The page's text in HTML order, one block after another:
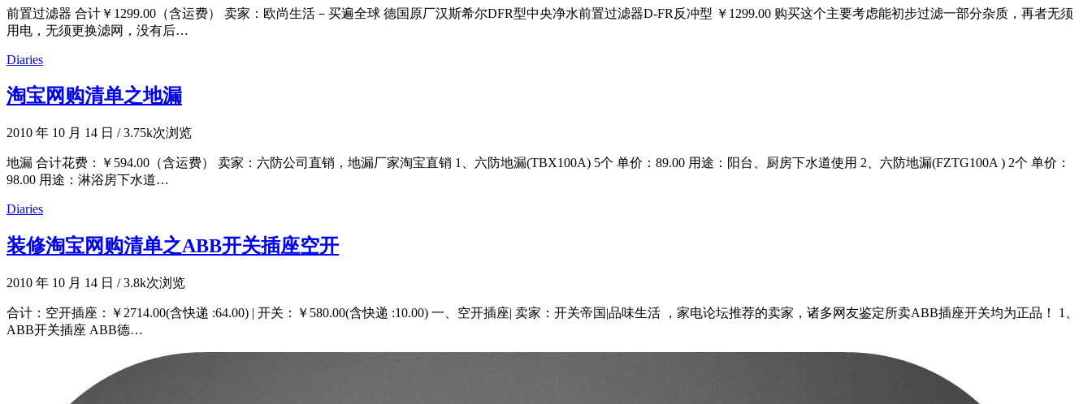
前置过滤器 合计￥1299.00（含运费） 卖家：欧尚生活－买遍全球 德国原厂汉斯希尔DFR型中央净水前置过滤器D-FR反冲型 ￥1299.00 购买这个主要考虑能初步过滤一部分杂质，再者无须
用电，无须更换滤网，没有后…
Diaries
淘宝网购清单之地漏
2010 年 10 月 14 日 /3.75k次浏览
地漏 合计花费：￥594.00（含运费） 卖家：六防公司直销，地漏厂家淘宝直销 1、六防地漏(TBX100A) 5个 单价：89.00 用途：阳台、厨房下水道使用 2、六防地漏(FZTG100A ) 2个 单价：
98.00 用途：淋浴房下水道…
Diaries
装修淘宝网购清单之ABB开关插座空开
2010 年 10 月 14 日 /3.8k次浏览
合计：空开插座：￥2714.00(含快递 :64.00) | 开关：￥580.00(含快递 :10.00) 一、空开插座| 卖家：开关帝国|品味生活 ，家电论坛推荐的卖家，诸多网友鉴定所卖ABB插座开关均为正品！ 1、
ABB开关插座 ABB德…